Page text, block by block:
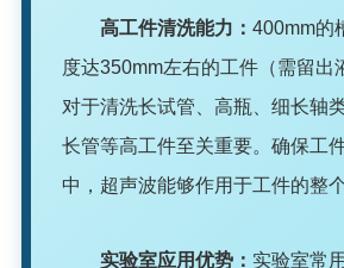
高工件清洗能力： 400mm的
度达350mm左右的工件（需留出
对于清洗长试管、高瓶、细长轴
长管等高工件至关重要。确保工
中，超声波能够作用于工件的整个
实验室应用优势： 实验室常